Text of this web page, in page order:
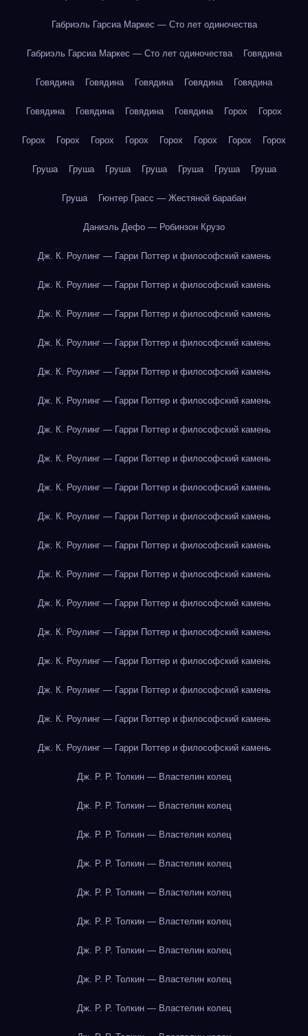
Габриэль Гарсиа Маркес — Сто лет одиночества
Габриэль Гарсиа Маркес — Сто лет одиночества Говядина
Говядина Говядина Говядина Говядина Говядина
Говядина Говядина Говядина Говядина Горох Горох
Горох Горох Горох Горох Горох Горох Горох Горох
Груша Груша Груша Груша Груша Груша Груша
Груша Гюнтер Грасс — Жестяной барабан
Даниэль Дефо — Робинзон Крузо
Дж. К. Роулинг — Гарри Поттер и философский камень
Дж. К. Роулинг — Гарри Поттер и философский камень
Дж. К. Роулинг — Гарри Поттер и философский камень
Дж. К. Роулинг — Гарри Поттер и философский камень
Дж. К. Роулинг — Гарри Поттер и философский камень
Дж. К. Роулинг — Гарри Поттер и философский камень
Дж. К. Роулинг — Гарри Поттер и философский камень
Дж. К. Роулинг — Гарри Поттер и философский камень
Дж. К. Роулинг — Гарри Поттер и философский камень
Дж. К. Роулинг — Гарри Поттер и философский камень
Дж. К. Роулинг — Гарри Поттер и философский камень
Дж. К. Роулинг — Гарри Поттер и философский камень
Дж. К. Роулинг — Гарри Поттер и философский камень
Дж. К. Роулинг — Гарри Поттер и философский камень
Дж. К. Роулинг — Гарри Поттер и философский камень
Дж. К. Роулинг — Гарри Поттер и философский камень
Дж. К. Роулинг — Гарри Поттер и философский камень
Дж. К. Роулинг — Гарри Поттер и философский камень
Дж. Р. Р. Толкин — Властелин колец
Дж. Р. Р. Толкин — Властелин колец
Дж. Р. Р. Толкин — Властелин колец
Дж. Р. Р. Толкин — Властелин колец
Дж. Р. Р. Толкин — Властелин колец
Дж. Р. Р. Толкин — Властелин колец
Дж. Р. Р. Толкин — Властелин колец
Дж. Р. Р. Толкин — Властелин колец
Дж. Р. Р. Толкин — Властелин колец